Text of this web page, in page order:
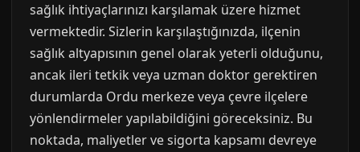
sağlık ihtiyaçlarınızı karşılamak üzere hizmet
vermektedir. Sizlerin karşılaştığınızda, ilçenin
sağlık altyapısının genel olarak yeterli olduğunu,
ancak ileri tetkik veya uzman doktor gerektiren
durumlarda Ordu merkeze veya çevre ilçelere
yönlendirmeler yapılabildiğini göreceksiniz. Bu
noktada, maliyetler ve sigorta kapsamı devreye